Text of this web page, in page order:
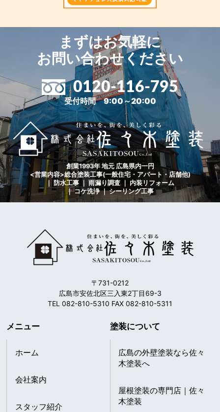
まずはお気軽に
お問い合わせください
0120-116-795
受付時間 9:00～20:00
創業1993年 地元 広島県内一円
<営業内容>総合塗装工事(一般住宅・アパート・店舗他)
｜ 防水工事 ｜ 雨漏り調査 ｜ 内装リフォーム
｜ コケ洗浄 ｜ シーリング工事
〒731-0212
広島市安佐北区三入東2丁目69-3
TEL 082-810-5310 FAX 082-810-5311
メニュー
ホーム
会社案内
スタッフ紹介
塗装について
広島の外壁塗装なら佐々
木塗装へ
屋根塗装の専門店｜佐々
木塗装